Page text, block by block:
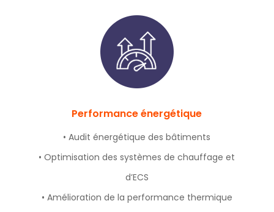
Performance énergétique
• Audit énergétique des bâtiments
• Optimisation des systèmes de chauffage et
d’ECS
• Amélioration de la performance thermique